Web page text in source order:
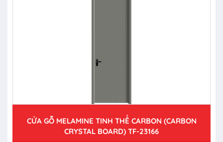
CỬA GỖ MELAMINE TINH THỂ CARBON (CARBON
CRYSTAL BOARD) TF-23166